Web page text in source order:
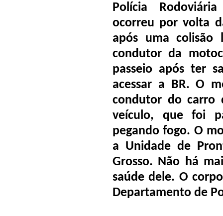
Polícia
ocorreu por volta
após uma colisão
condutor da
passeio após ter
acessar a BR. O
condutor do carro
veículo, que foi
pegando fogo. O
a Unidade de
Grosso. Não há
saúde dele. O
Departamento de